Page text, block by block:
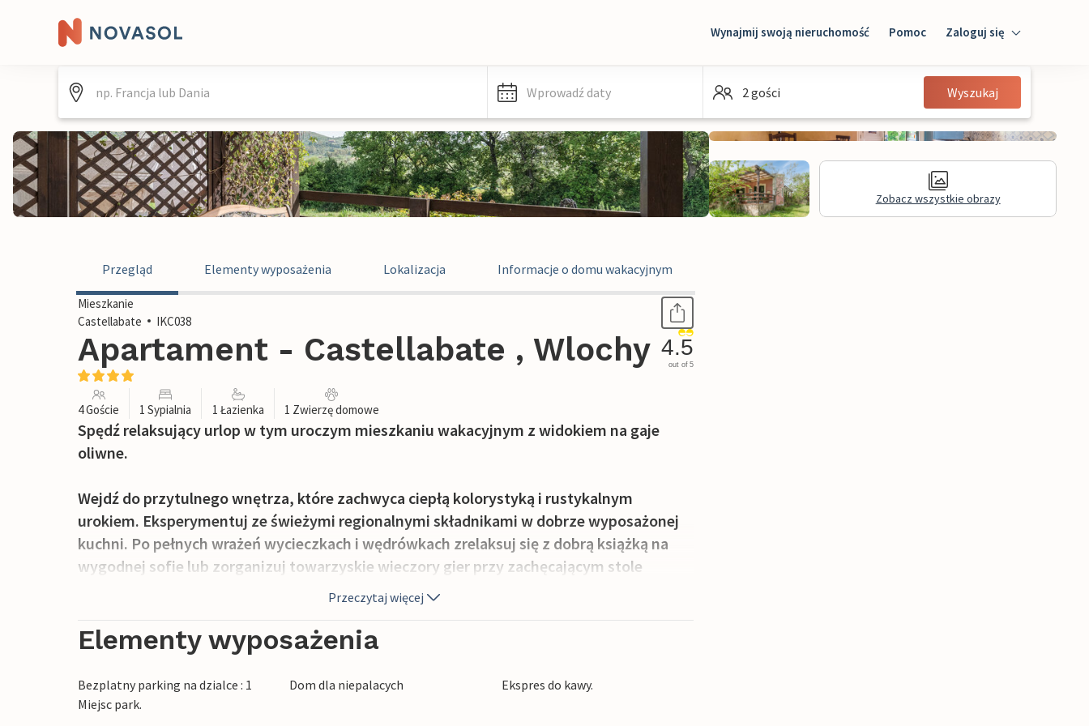
Wynajmij swoją nieruchomość Pomoc Zaloguj się
Zaloguj się
Gość
Wprowadź daty 2 gości Wyszukaj
Zobacz wszystkie obrazy
Przegląd Elementy wyposażenia Lokalizacja Informacje o domu wakacyjnym
Mieszkanie
Castellabate
IKC038
Apartament - Castellabate , Wlochy 4.5
out of 5
4 Goście 1 Sypialnia 1 Łazienka 1 Zwierzę domowe
Spędź relaksujący urlop w tym uroczym mieszkaniu wakacyjnym z widokiem na gaje
oliwne.
Wejdź do przytulnego wnętrza, które zachwyca ciepłą kolorystyką i rustykalnym
urokiem. Eksperymentuj ze świeżymi regionalnymi składnikami w dobrze wyposażonej
kuchni. Po pełnych wrażeń wycieczkach i wędrówkach zrelaksuj się z dobrą książką na
wygodnej sofie lub zorganizuj towarzyskie wieczory gier przy zachęcającym stole
Śniadaniem można delektować się na prywatnym tarasie, podziwiając idylliczny
krajobraz. Rozkoszuj się słońcem we wspólnym ogrodzie, a balsamiczne letnie wieczory
zakończ kieliszkiem wina i zapachem śródziemnomorskich roślin.
Przeczytaj więcej
Elementy wyposażenia
Bezplatny parking na dzialce : 1
Miejsc park.
Dom dla niepalacych Ekspres do kawy.